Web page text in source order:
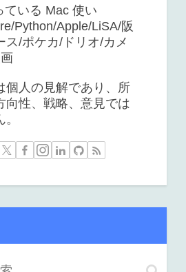
ている Mac 使い
Python/Apple/LiSA/阪
ス/ポケカ/ドリオ/カメ
個人の見解であり、所
向性、戦略、意見では